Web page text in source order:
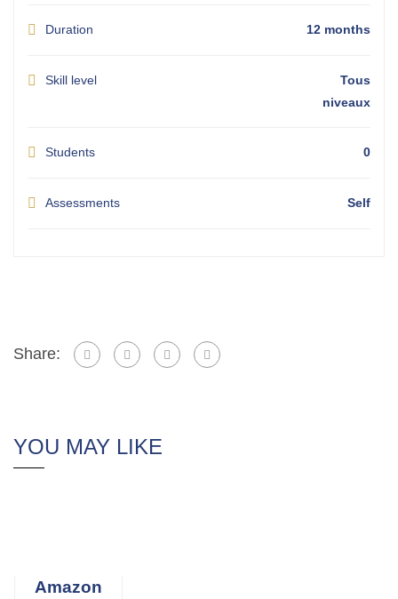
Duration 12 months
Skill level
Tous
niveaux
Students 0
Assessments Self
Share:
YOU MAY LIKE
Amazon